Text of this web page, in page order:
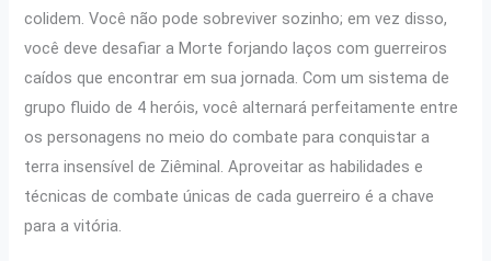
colidem. Você não pode sobreviver sozinho; em vez disso,
você deve desafiar a Morte forjando laços com guerreiros
caídos que encontrar em sua jornada. Com um sistema de
grupo fluido de 4 heróis, você alternará perfeitamente entre
os personagens no meio do combate para conquistar a
terra insensível de Ziêminal. Aproveitar as habilidades e
técnicas de combate únicas de cada guerreiro é a chave
para a vitória.